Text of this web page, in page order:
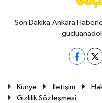
Son Dakika Ankara
Künye İletişim
Gizlilik Sözleşmesi